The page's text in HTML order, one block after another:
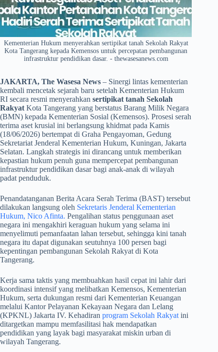
Kementerian Hukum menyerahkan sertipikat tanah Sekolah Rakyat
Kota Tangerang kepada Kemensos untuk percepatan pembangunan
infrastruktur pendidikan dasar. - thewasesanews.com
JAKARTA, The Wasesa News – Sinergi lintas kementerian
kembali mencetak sejarah baru setelah Kementerian Hukum
RI secara resmi menyerahkan sertipikat tanah Sekolah
Rakyat Kota Tangerang yang berstatus Barang Milik Negara
(BMN) kepada Kementerian Sosial (Kemensos). Prosesi serah
terima aset krusial ini berlangsung khidmat pada Kamis
(18/06/2026) bertempat di Graha Pengayoman, Gedung
Sekretariat Jenderal Kementerian Hukum, Kuningan, Jakarta
Selatan. Langkah strategis ini dirancang untuk memberikan
kepastian hukum penuh guna mempercepat pembangunan
infrastruktur pendidikan dasar bagi anak-anak di wilayah
padat penduduk.
​Penandatanganan Berita Acara Serah Terima (BAST) tersebut
dilakukan langsung oleh Sekretaris Jenderal Kementerian
Hukum, Nico Afinta. Pengalihan status penggunaan aset
negara ini mengakhiri keraguan hukum yang selama ini
menyelimuti pemanfaatan lahan tersebut, sehingga kini tanah
negara itu dapat digunakan seutuhnya 100 persen bagi
kepentingan pembangunan Sekolah Rakyat di Kota
Tangerang.
​Kerja sama taktis yang membuahkan hasil cepat ini lahir dari
koordinasi intensif yang melibatkan Kemensos, Kementerian
Hukum, serta dukungan resmi dari Kementerian Keuangan
melalui Kantor Pelayanan Kekayaan Negara dan Lelang
(KPKNL) Jakarta IV. Kehadiran program Sekolah Rakyat ini
ditargetkan mampu memfasilitasi hak mendapatkan
pendidikan yang layak bagi masyarakat miskin urban di
wilayah Tangerang.